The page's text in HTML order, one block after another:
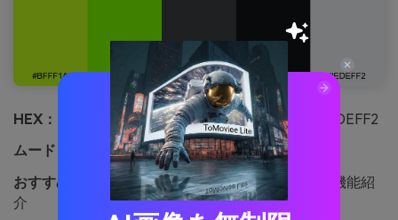
HEX：
#BFFF1A #7CFF00 #3D3F44 #121418 #EDEFF2
ムード：
大胆、テクニカル、自信
おすすめ用途：B2B SaaSのランディングページや機能紹
介